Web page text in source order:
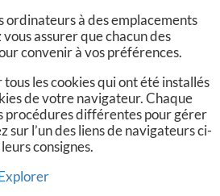
ordinateurs à des emplacements
assurer que chacun des
convenir à vos préférences.
les cookies qui ont été installés
de votre navigateur. Chaque
procédures différentes pour gérer
sur l’un des liens de navigateurs ci-
consignes.